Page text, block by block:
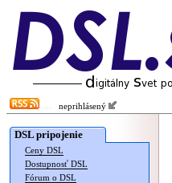
neprihlásený
DSL pripojenie
Ceny DSL
Dostupnosť DSL
Fórum o DSL